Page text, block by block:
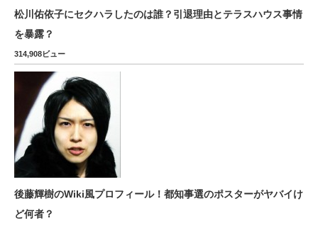
松川佑依子にセクハラしたのは誰？引退理由とテラスハウス事情
を暴露？
314,908ビュー
後藤輝樹のWiki風プロフィール！都知事選のポスターがヤバイけ
ど何者？